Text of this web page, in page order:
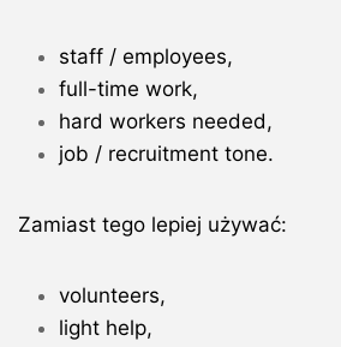
staff / employees,
full-time work,
hard workers needed,
job / recruitment tone.
Zamiast tego lepiej używać:
volunteers,
light help,